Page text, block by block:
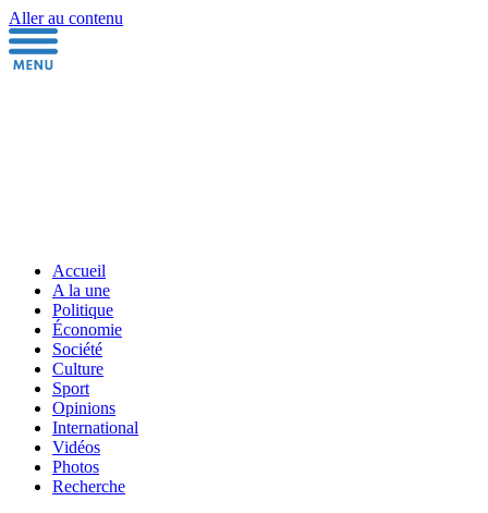
Aller au contenu
Accueil
A la une
Politique
Économie
Société
Culture
Sport
Opinions
International
Vidéos
Photos
Recherche